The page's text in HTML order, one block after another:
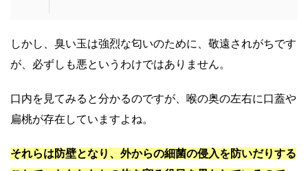
しかし、臭い玉は強烈な匂いのために、敬遠されがちです
が、必ずしも悪というわけではありません。
口内を見てみると分かるのですが、喉の奥の左右に口蓋や
扁桃が存在していますよね。
それらは防壁となり、外からの細菌の侵入を防いだりする